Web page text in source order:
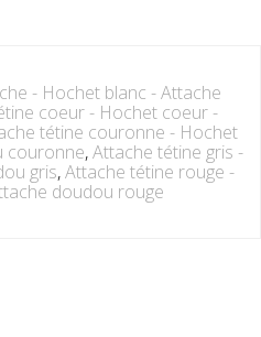
- Hochet blanc - Attache
coeur - Hochet coeur -
tétine couronne - Hochet
couronne,Attache tétine gris -
gris,Attache tétine rouge -
doudou rouge